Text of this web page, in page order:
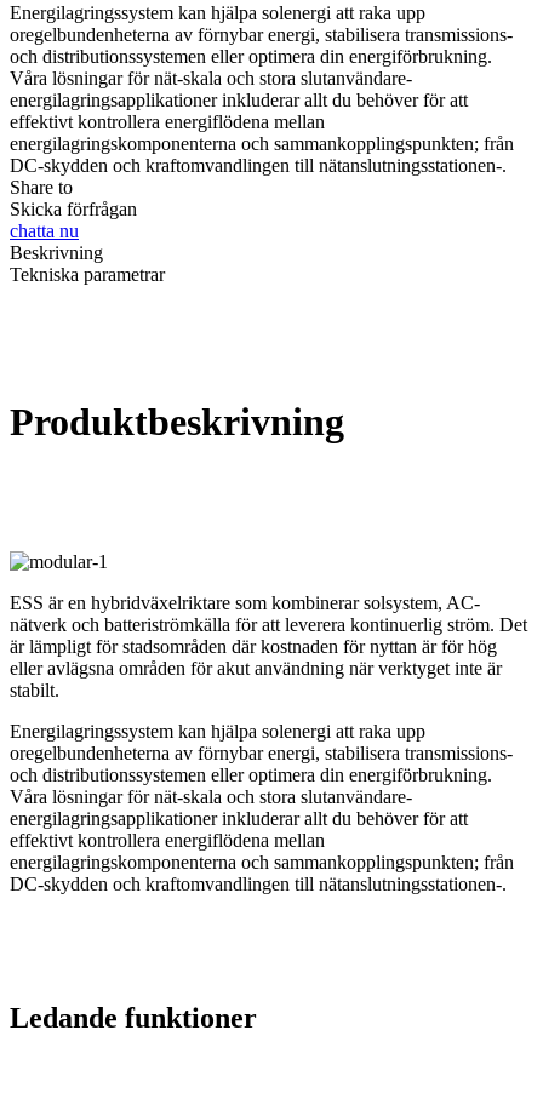
Energilagringssystem kan hjälpa solenergi att raka upp
oregelbundenheterna av förnybar energi, stabilisera transmissions-
och distributionssystemen eller optimera din energiförbrukning.
Våra lösningar för nät-skala och stora slutanvändare-
energilagringsapplikationer inkluderar allt du behöver för att
effektivt kontrollera energiflödena mellan
energilagringskomponenterna och sammankopplingspunkten; från
DC-skydden och kraftomvandlingen till nätanslutningsstationen-.
Share to
Skicka förfrågan
chatta nu
Beskrivning
Tekniska parametrar
Produktbeskrivning
ESS är en hybridväxelriktare som kombinerar solsystem, AC-
nätverk och batteriströmkälla för att leverera kontinuerlig ström. Det
är lämpligt för stadsområden där kostnaden för nyttan är för hög
eller avlägsna områden för akut användning när verktyget inte är
stabilt.
Energilagringssystem kan hjälpa solenergi att raka upp
oregelbundenheterna av förnybar energi, stabilisera transmissions-
och distributionssystemen eller optimera din energiförbrukning.
Våra lösningar för nät-skala och stora slutanvändare-
energilagringsapplikationer inkluderar allt du behöver för att
effektivt kontrollera energiflödena mellan
energilagringskomponenterna och sammankopplingspunkten; från
DC-skydden och kraftomvandlingen till nätanslutningsstationen-.
Ledande funktioner